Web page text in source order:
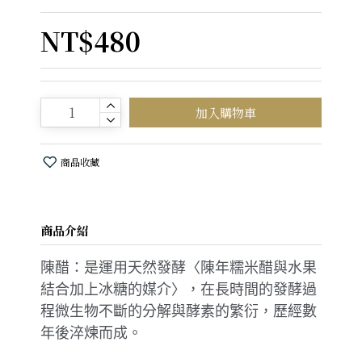
NT$480
加入購物車
商品收藏
商品介紹
陳醋：是運用天然發酵〈陳年糯米醋與水果
結合加上冰糖的媒介〉，在長時間的發酵過
程微生物不斷的分解與酵素的繁衍，歷經數
年後淬煉而成。